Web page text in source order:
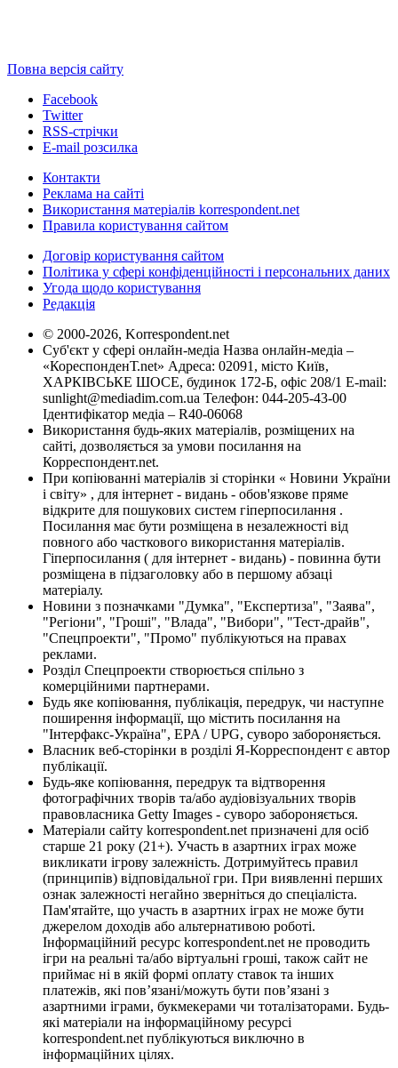
Повна версія сайту
Facebook
Twitter
RSS-стрічки
E-mail розсилка
Контакти
Реклама на сайті
Використання матеріалів korrespondent.net
Правила користування сайтом
Договір користування сайтом
Політика у сфері конфіденційності і персональних даних
Угода щодо користування
Редакція
© 2000-2026, Korrespondent.net
Суб'єкт у сфері онлайн-медіа Назва онлайн-медіа –
«КореспонденТ.net» Адреса: 02091, місто Київ,
ХАРКІВСЬКЕ ШОСЕ, будинок 172-Б, офіс 208/1 E-mail:
sunlight@mediadim.com.ua Телефон: 044-205-43-00
Ідентифікатор медіа – R40-06068
Використання будь-яких матеріалів, розміщених на
сайті, дозволяється за умови посилання на
Корреспондент.net.
При копіюванні матеріалів зі сторінки « Новини України
і світу» , для інтернет - видань - обов'язкове пряме
відкрите для пошукових систем гіперпосилання .
Посилання має бути розміщена в незалежності від
повного або часткового використання матеріалів.
Гіперпосилання ( для інтернет - видань) - повинна бути
розміщена в підзаголовку або в першому абзаці
матеріалу.
Новини з позначками "Думка", "Експертиза", "Заява",
"Регіони", "Гроші", "Влада", "Вибори", "Тест-драйв",
"Спецпроекти", "Промо" публікуються на правах
реклами.
Розділ Спецпроекти створюється спільно з
комерційними партнерами.
Будь яке копіювання, публікація, передрук, чи наступне
поширення інформації, що містить посилання на
"Інтерфакс-Україна", EPA / UPG, суворо забороняється.
Власник веб-сторінки в розділі Я-Корреспондент є автор
публікації.
Будь-яке копіювання, передрук та відтворення
фотографічних творів та/або аудіовізуальних творів
правовласника Getty Images - суворо забороняється.
Матеріали сайту korrespondent.net призначені для осіб
старше 21 року (21+). Участь в азартних іграх може
викликати ігрову залежність. Дотримуйтесь правил
(принципів) відповідальної гри. При виявленні перших
ознак залежності негайно зверніться до спеціаліста.
Пам'ятайте, що участь в азартних іграх не може бути
джерелом доходів або альтернативою роботі.
Інформаційний ресурс korrespondent.net не проводить
ігри на реальні та/або віртуальні гроші, також сайт не
приймає ні в якій формі оплату ставок та інших
платежів, які пов’язані/можуть бути пов’язані з
азартними іграми, букмекерами чи тоталізаторами. Будь-
які матеріали на інформаційному ресурсі
korrespondent.net публікуються виключно в
інформаційних цілях.